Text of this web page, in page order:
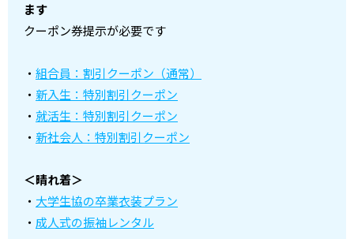
ます
クーポン券提示が必要です
・ 組合員：割引クーポン（通常）
・ 新入生：特別割引クーポン
・ 就活生：特別割引クーポン
・ 新社会人：特別割引クーポン
＜晴れ着＞
・ 大学生協の卒業衣装プラン
・ 成人式の振袖レンタル